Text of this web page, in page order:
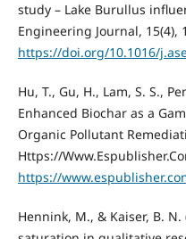
study – Lake Burullus
Engineering Journal, 15(4),
https://doi.org/10.1016/
Hu, T., Gu, H., Lam, S. S.,
Enhanced Biochar as a
Organic Pollutant
Https://
https://
Hennink, M., & Kaiser, B.